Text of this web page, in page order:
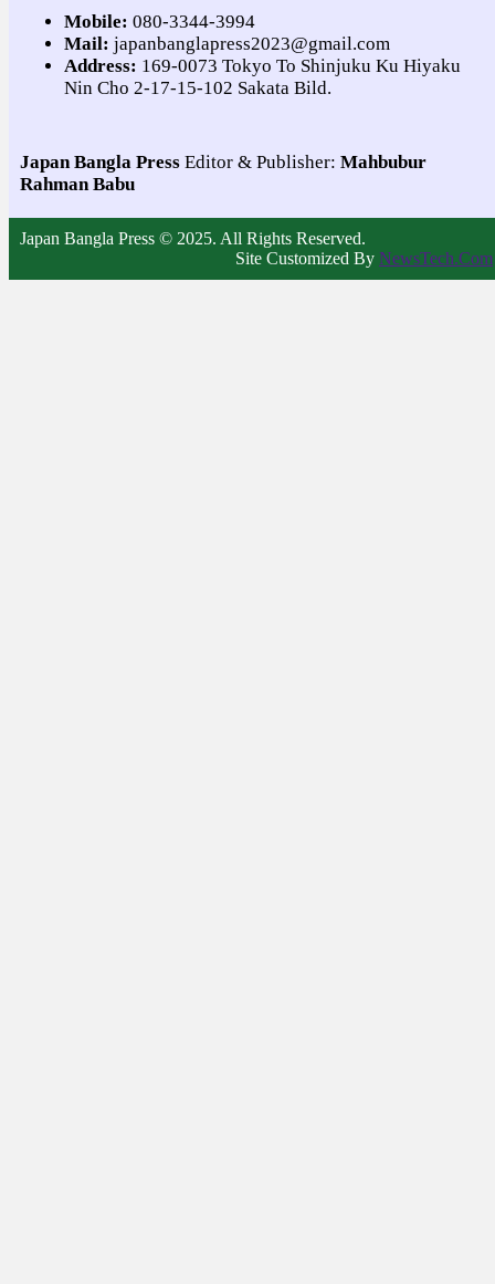
Mobile: 080-3344-3994
Mail: japanbanglapress2023@gmail.com
Address: 169-0073 Tokyo To Shinjuku Ku Hiyaku
Nin Cho 2-17-15-102 Sakata Bild.
Japan Bangla Press Editor & Publisher: Mahbubur
Rahman Babu
Japan Bangla Press © 2025. All Rights Reserved.
Site Customized By NewsTech.Com